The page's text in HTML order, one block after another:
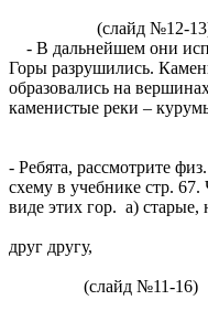
(слайд №12-
- В дальнейшем они
Горы разрушились.
образовались на
- Ребята, рассмотрите
схему в учебнике стр.
виде этих гор. а)
б) хребты
друг другу,
(слайд №11-16)